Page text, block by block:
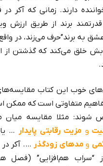
دارند. زمانی که آکر
قدرتمند برند از طریق ارزش
به برند”حرف می‌زند، در
خلق می‌کند که گذشتن از
خوب این کتاب
متفاوتی است که ممکن
شوند: مثلا مقایسه میان
و مزیت رقابتی پایدار …
و مدهای زودگذر …. آکر
“سراب هم‌افزایی” (فصل